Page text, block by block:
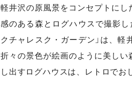
軽井沢の原風景をコンセプトに
感のある森とログハウスで撮影
クチャレスク・ガーデン」は、
折々の景色が絵画のように美し
し出すログハウスは、レトロでお